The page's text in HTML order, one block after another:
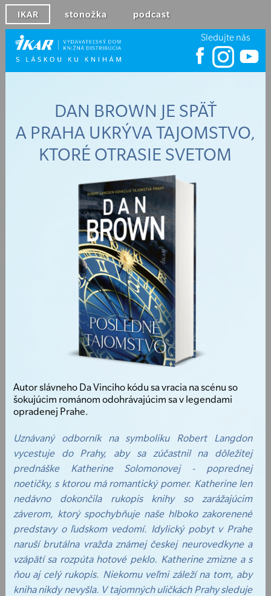
IKAR stonožka podcast
Sledujte nás
DAN BROWN JE SPÄŤ
A PRAHA UKRÝVA TAJOMSTVO,
KTORÉ OTRASIE SVETOM
Autor slávneho Da Vinciho kódu sa vracia na scénu so
šokujúcim románom odohrávajúcim sa v legendami
opradenej Prahe.
Uznávaný odborník na symboliku Robert Langdon
vycestuje do Prahy, aby sa zúčastnil na dôležitej
prednáške Katherine Solomonovej - poprednej
noetičky, s ktorou má romantický pomer. Katherine len
nedávno dokončila rukopis knihy so zarážajúcim
záverom, ktorý spochybňuje naše hlboko zakorenené
predstavy o ľudskom vedomí. Idylický pobyt v Prahe
naruší brutálna vražda známej českej neurovedkyne a
vzápätí sa rozpúta hotové peklo. Katherine zmizne a s
ňou aj celý rukopis. Niekomu veľmi záleží na tom, aby
kniha nikdy nevyšla. V tajomných uličkách Prahy sleduje